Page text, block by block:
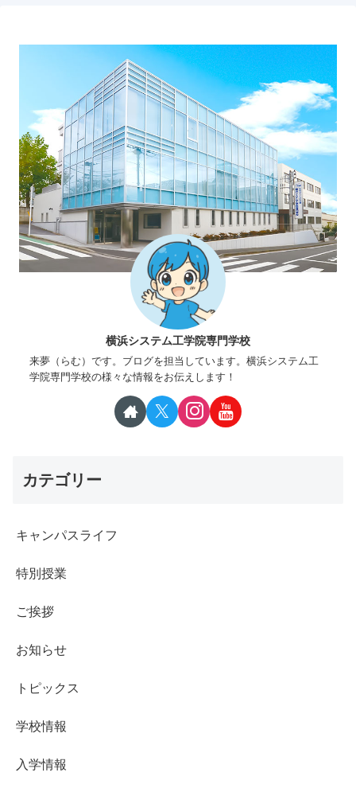
横浜システム工学院専門学校
来夢（らむ）です。ブログを担当しています。横浜システム工
学院専門学校の様々な情報をお伝えします！
カテゴリー
キャンパスライフ
特別授業
ご挨拶
お知らせ
トピックス
学校情報
入学情報